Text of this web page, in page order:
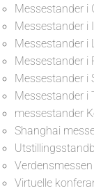
Messestander i
Messestander i
Messestander i
Messestander i
Messestander i
Messestander i
messestander
Shanghai
Verdensmessen
Virtuelle